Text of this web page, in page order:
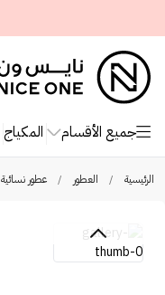
جميع الأقسام المكياج
الرئيسية / العطور / عطور نسائية